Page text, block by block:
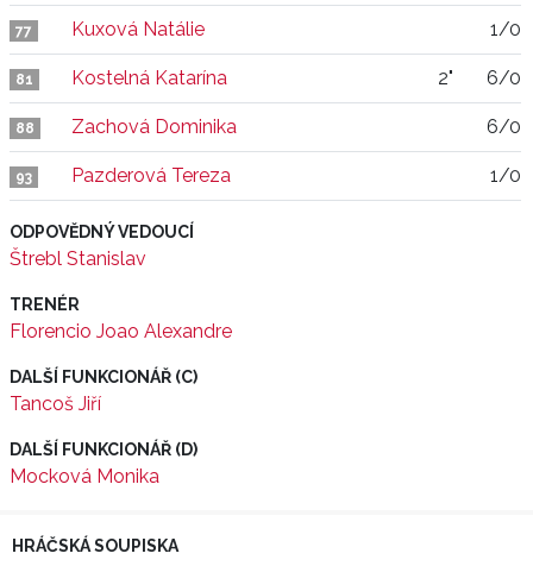
77 Kuxová Natálie 1/0
81 Kostelná Katarína 2" 6/0
88 Zachová Dominika 6/0
93 Pazderová Tereza 1/0
ODPOVĚDNÝ VEDOUCÍ
Štrebl Stanislav
TRENÉR
Florencio Joao Alexandre
DALŠÍ FUNKCIONÁŘ (C)
Tancoš Jiří
DALŠÍ FUNKCIONÁŘ (D)
Mocková Monika
HRÁČSKÁ SOUPISKA